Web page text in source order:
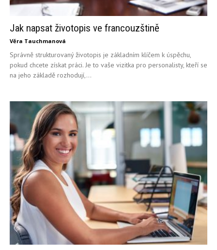
Jak napsat životopis ve francouzštině
Věra Tauchmanová
Správně strukturovaný životopis je základním klíčem k úspěchu,
pokud chcete získat práci. Je to vaše vizitka pro personalisty, kteří se
na jeho základě rozhodují,...